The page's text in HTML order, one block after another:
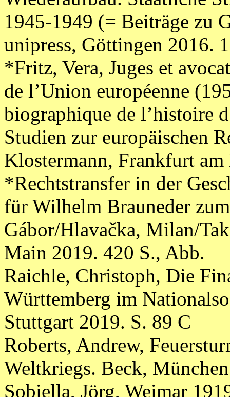
1945-1949 (= Beiträge zu
unipress, Göttingen 2016.
*Fritz, Vera, Juges et
de l’Union européenne
biographique de l’histoire
Studien zur europäischen
Klostermann, Frankfurt
*Rechtstransfer in der
für Wilhelm Brauneder
Gábor/Hlavačka, Milan/
Main 2019. 420 S., Abb.
Raichle, Christoph, Die
Württemberg im
Stuttgart 2019. S. 89 C
Roberts, Andrew,
Weltkriegs. Beck,
Sobiella, Jörg, Weimar